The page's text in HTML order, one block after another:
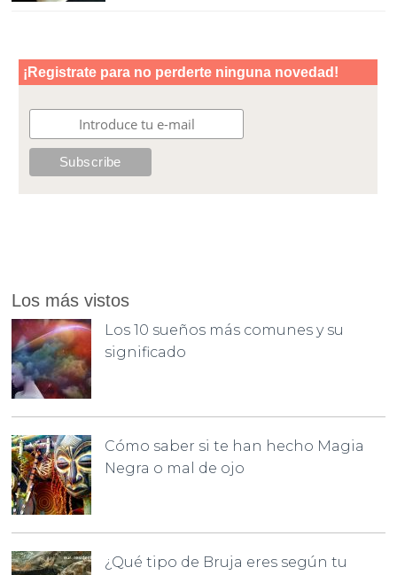
Los más vistos
Los 10 sueños más comunes y su
significado
Cómo saber si te han hecho Magia
Negra o mal de ojo
¿Qué tipo de Bruja eres según tu